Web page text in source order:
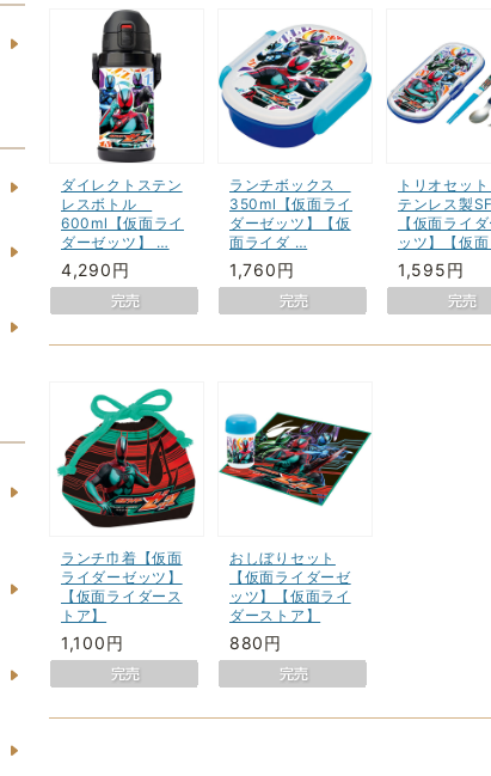
ダイレクトステン
レスボトル
600ml【仮面ライ
ダーゼッツ】 …
4,290円
ランチボックス
350ml【仮面ライ
ダーゼッツ】【仮
面ライダ …
1,760円
トリオセット
テンレス製SF
【仮面ライ
ッツ】【仮
1,595円
ランチ巾着【仮面
ライダーゼッツ】
【仮面ライダース
トア】
1,100円
おしぼりセット
【仮面ライダーゼ
ッツ】【仮面ライ
ダーストア】
880円